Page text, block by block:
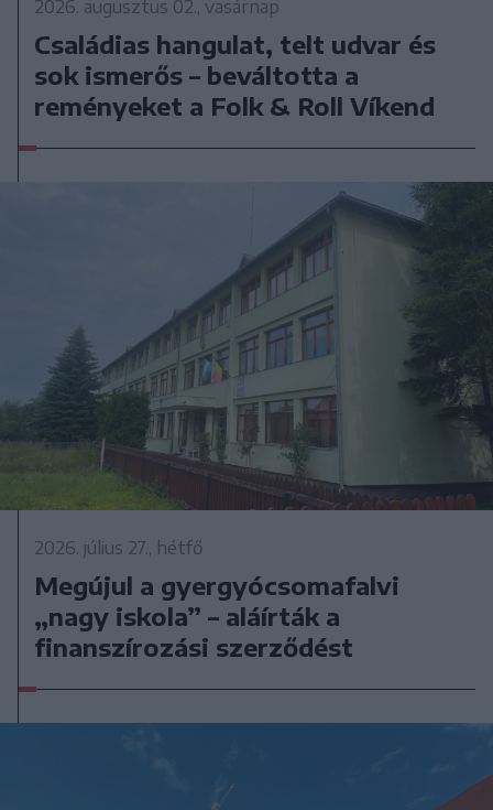
2026. augusztus 02., vasárnap
Családias hangulat, telt udvar és
sok ismerős – beváltotta a
reményeket a Folk & Roll Víkend
2026. július 27., hétfő
Megújul a gyergyócsomafalvi
„nagy iskola” – aláírták a
finanszírozási szerződést